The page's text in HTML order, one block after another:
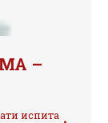
–
испита